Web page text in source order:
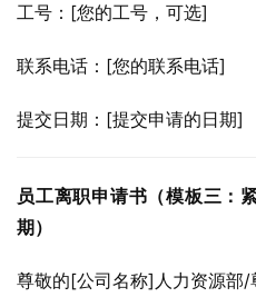
工号：[您的工号，可选]
联系电话：[您的联系电话]
提交日期：[提交申请的日期]
员工离职申请书（模板三：
期）
尊敬的[公司名称]人力资源部/